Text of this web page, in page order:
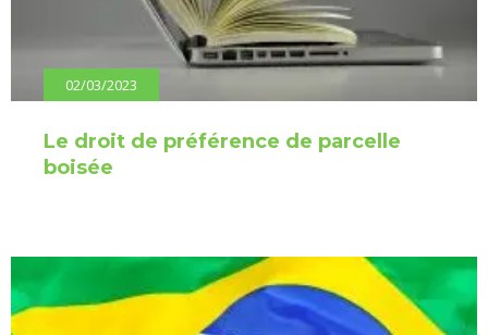
02/03/2023
Le droit de préférence de parcelle
boisée